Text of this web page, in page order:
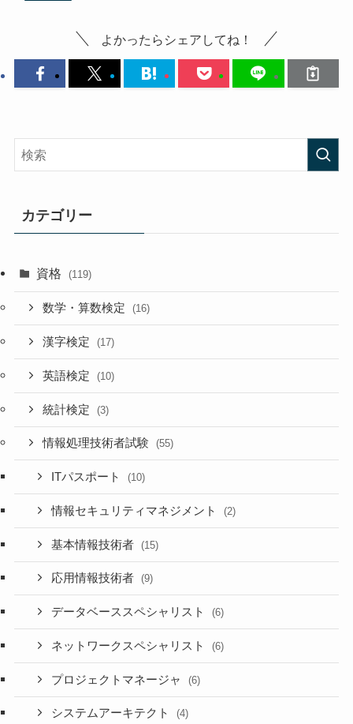
よかったらシェアしてね！
カテゴリー
資格 (119)
数学・算数検定 (16)
漢字検定 (17)
英語検定 (10)
統計検定 (3)
情報処理技術者試験 (55)
ITパスポート (10)
情報セキュリティマネジメント (2)
基本情報技術者 (15)
応用情報技術者 (9)
データベーススペシャリスト (6)
ネットワークスペシャリスト (6)
プロジェクトマネージャ (6)
システムアーキテクト (4)